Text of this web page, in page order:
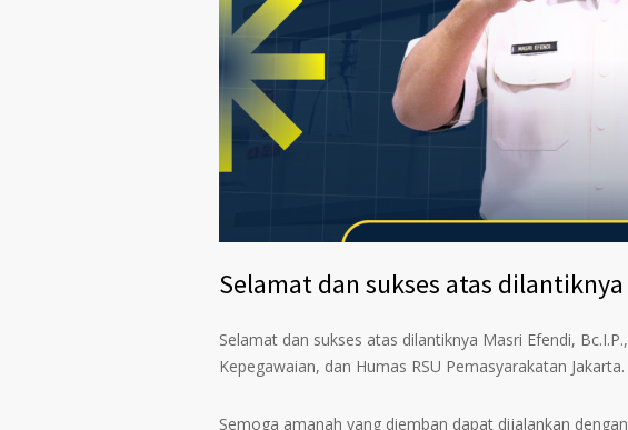
Selamat dan sukses atas dilantiknya
Selamat dan sukses atas dilantiknya Masri Efendi,
Kepegawaian, dan Humas RSU Pemasyarakatan Jakarta.
Semoga amanah yang diemban dapat dijalankan